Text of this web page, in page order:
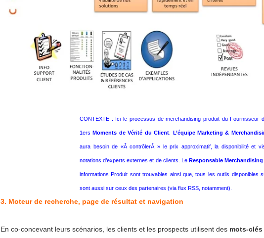
CONTEXTE : Ici le processus de merchandising produit du Fournisseur
1ersMoments de Vérité du Client L’équipe Marketing &
aura besoin de «Â contrôlerÂ » le prix approximatif, la disponibilité et
notations d’experts externes et de clients. LeResponsable
informations Produit sont trouvables ainsi que, tous les outils disponibles
sont aussi sur ceux des partenaires (via flux RSS, notamment).
3. Moteur de recherche, page de résultat et navigation
En co-concevant leurs scénarios, les clients et les prospects utilisent des mots-clés